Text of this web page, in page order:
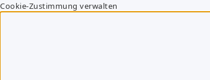
Cookie-Zustimmung verwalten